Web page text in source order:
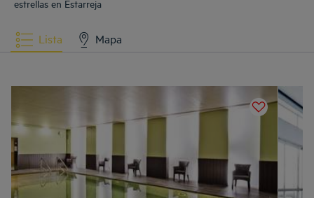
estrellas en Estarreja
Lista Mapa